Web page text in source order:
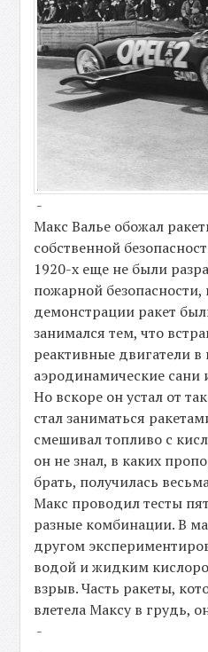
-
Макс Валье обожал
собственной
1920-х еще не были
пожарной безопасности,
демонстрации ракет
занимался тем, что
реактивные двигатели в
аэродинамические
Но вскоре он устал от
стал заниматься
смешивал топливо с
он не знал, в каких
брать, получилась
Макс проводил тесты
разные комбинации. В
другом
водой и жидким
взрыв. Часть ракеты,
влетела Максу в грудь,
-